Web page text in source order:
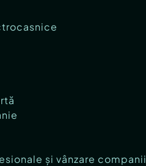
și vânzare companii